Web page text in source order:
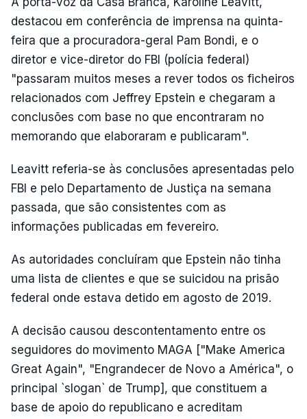
destacou em conferência de imprensa na quinta-
feira que a procuradora-geral Pam Bondi, e o
diretor e vice-diretor do FBI (polícia federal)
"passaram muitos meses a rever todos os ficheiros
relacionados com Jeffrey Epstein e chegaram a
conclusões com base no que encontraram no
memorando que elaboraram e publicaram".
Leavitt referia-se às conclusões apresentadas pelo
FBI e pelo Departamento de Justiça na semana
passada, que são consistentes com as
informações publicadas em fevereiro.
As autoridades concluíram que Epstein não tinha
uma lista de clientes e que se suicidou na prisão
federal onde estava detido em agosto de 2019.
A decisão causou descontentamento entre os
seguidores do movimento MAGA ["Make America
Great Again", "Engrandecer de Novo a América", o
principal `slogan` de Trump], que constituem a
base de apoio do republicano e acreditam